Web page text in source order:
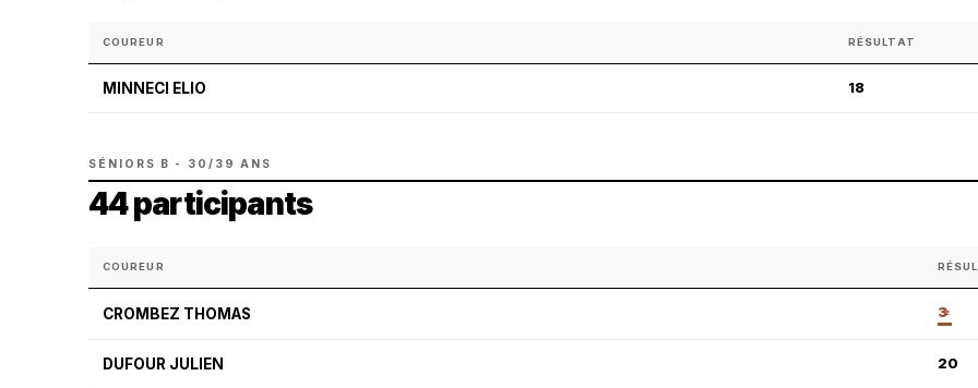
COUREUR RÉSULTAT
MINNECI ELIO 18
SÉNIORS B - 30/39 ANS
44 participants
COUREUR
CROMBEZ THOMAS 3E
DUFOUR JULIEN 20